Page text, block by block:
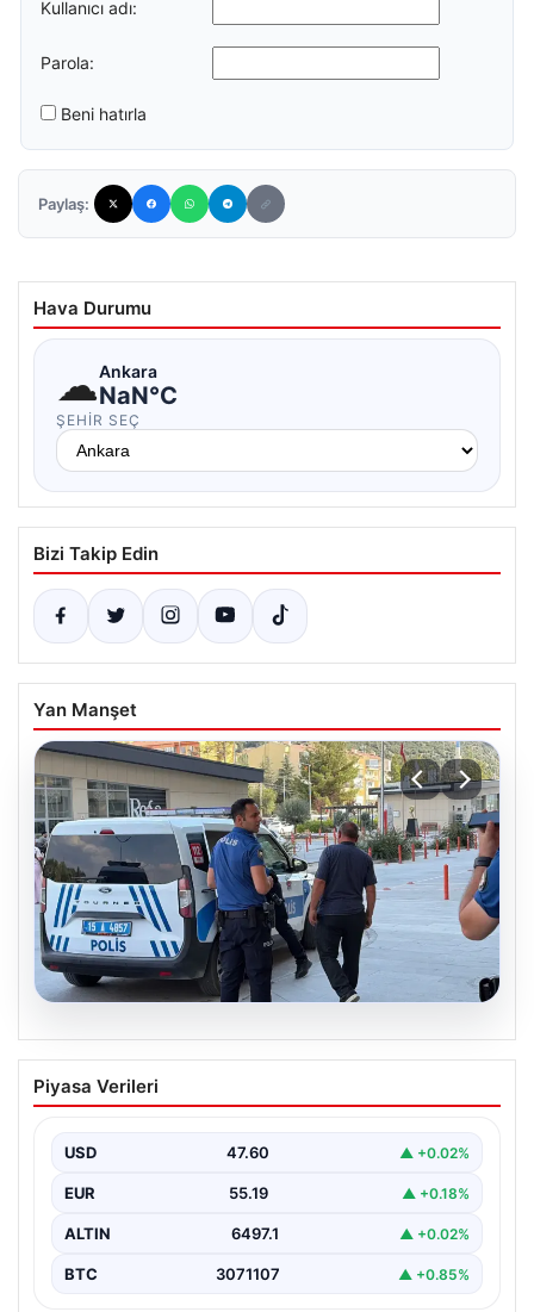
Kullanıcı adı:
Parola:
Beni hatırla
Paylaş:
Hava Durumu
☁Ankara
NaN°C
ŞEHIR SEÇ
Bizi Takip Edin
Yan Manşet
05.08.2026
Park yeri kavgası kanlı bitti: Baba ve
oğlu bıçaklandı
Piyasa Verileri
USD 47.60 ▲ +0.02%
EUR 55.19 ▲ +0.18%
ALTIN 6497.1 ▲ +0.02%
BTC 3071107 ▲ +0.85%